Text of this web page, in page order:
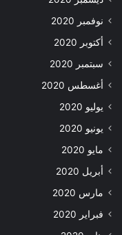
نوفمبر 2020
أكتوبر 2020
سبتمبر 2020
أغسطس 2020
يوليو 2020
يونيو 2020
مايو 2020
أبريل 2020
مارس 2020
فبراير 2020